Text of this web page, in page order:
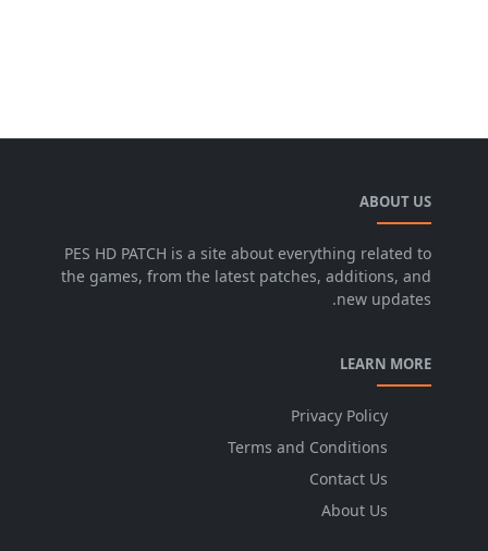
ABOUT US
PES HD PATCH is a site about everything related to
the games, from the latest patches, additions, and
new updates.
LEARN MORE
Privacy Policy
Terms and Conditions
Contact Us
About Us